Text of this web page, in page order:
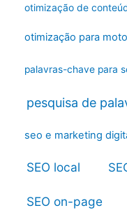
otimização de
otimização para
palavras-chave para
pesquisa de
seo e marketing
SEO local
SEO on-page